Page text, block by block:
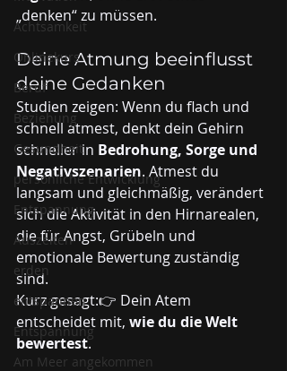
Achtsamkeit
Onlinekurs
Beruf
Beziehung
Gesundheit
persönliche Entwicklung
Entspannung
Auszeiten
erden
entspannen
Entspannung
Am Meer angekommen
„denken“ zu müssen.
Deine Atmung beeinflusst
deine Gedanken
Studien zeigen: Wenn du flach und
schnell atmest, denkt dein Gehirn
schneller in Bedrohung, Sorge und
Negativszenarien. Atmest du
langsam und gleichmäßig, verändert
sich die Aktivität in den Hirnarealen,
die für Angst, Grübeln und
emotionale Bewertung zuständig
sind.
Kurz gesagt:👉 Dein Atem
entscheidet mit, wie du die Welt
bewertest.